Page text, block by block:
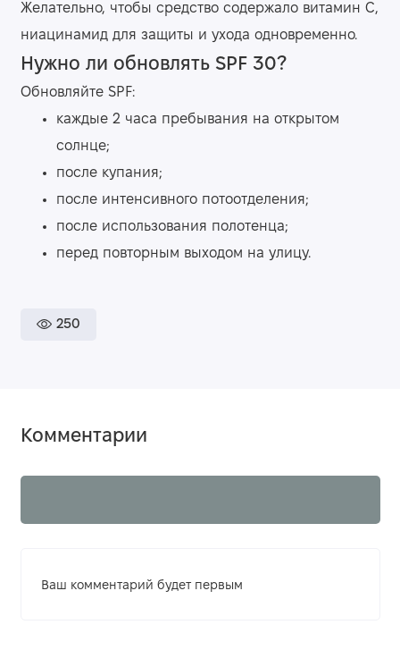
Желательно, чтобы средство содержало витамин С,
ниацинамид для защиты и ухода одновременно.
Нужно ли обновлять SPF 30?
Обновляйте SPF:
каждые 2 часа пребывания на открытом
солнце;
после купания;
после интенсивного потоотделения;
после использования полотенца;
перед повторным выходом на улицу.
250
Комментарии
Ваш комментарий будет первым